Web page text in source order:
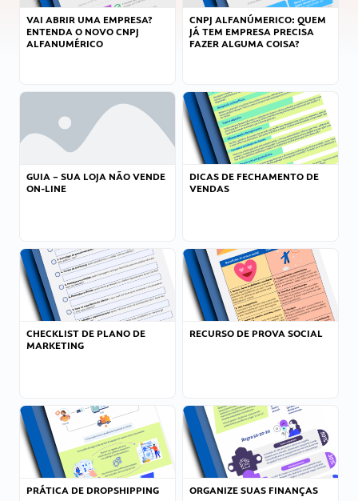
VAI ABRIR UMA EMPRESA?
ENTENDA O NOVO CNPJ
ALFANUMÉRICO
CNPJ ALFANÚMERICO: QUEM
JÁ TEM EMPRESA PRECISA
FAZER ALGUMA COISA?
GUIA – SUA LOJA NÃO VENDE
ON-LINE
DICAS DE FECHAMENTO DE
VENDAS
CHECKLIST DE PLANO DE
MARKETING
RECURSO DE PROVA SOCIAL
PRÁTICA DE DROPSHIPPING ORGANIZE SUAS FINANÇAS